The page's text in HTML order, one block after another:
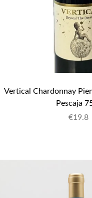
Vertical Chardonnay
Pescaja
€19.8